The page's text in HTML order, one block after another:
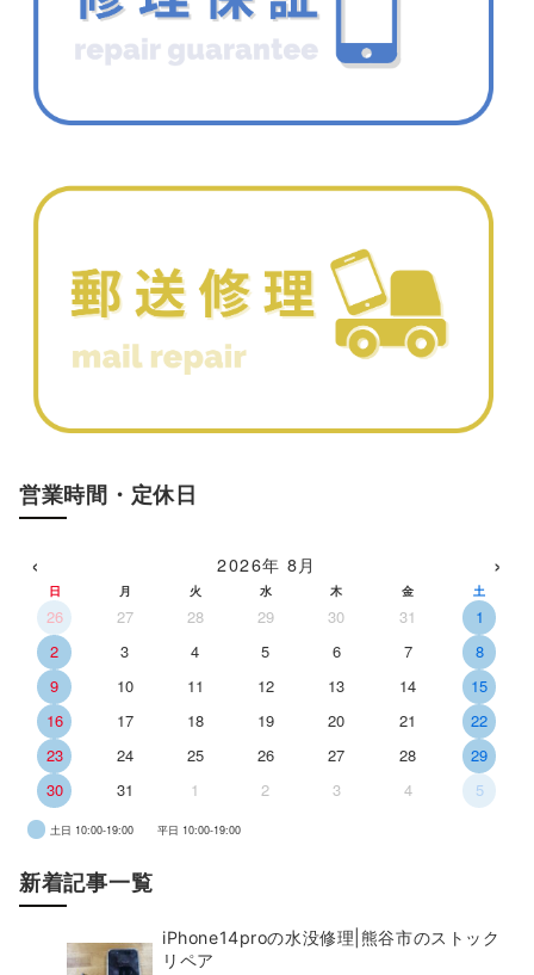
営業時間・定休日
‹ 2026年 8月 ›
日 月 火 水 木 金 土
26 27 28 29 30 31
1
2
3 4 5 6 7
8
9
10 11 12 13 14
15
16
17 18 19 20 21
22
23
24 25 26 27 28
29
30
31 1 2 3 4 5
土日 10:00-19:00 平日 10:00-19:00
新着記事一覧
iPhone14proの水没修理|熊谷市のストック
リペア